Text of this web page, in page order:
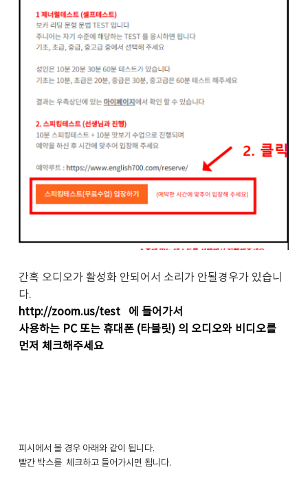
간혹 오디오가 활성화 안되어서 소리가 안될경우가 있습니
다.
http://zoom.us/test​ 에 들어가서
사용하는 PC 또는 휴대폰 (타블릿) 의 오디오와 비디오를
먼저 체크해주세요
피시에서 볼 경우 아래와 같이 됩니다.
빨간 박스를 체크하고 들어가시면 됩니다.